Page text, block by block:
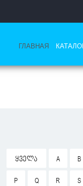
ГЛАВНАЯ
ᲧᲕᲔᲚᲐ A B
P Q R S